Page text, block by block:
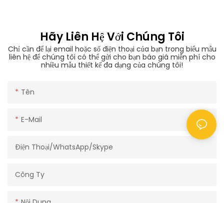
Hãy Liên Hệ Với Chúng Tôi
Chỉ cần để lại email hoặc số điện thoại của bạn trong biểu mẫu
liên hệ để chúng tôi có thể gửi cho bạn báo giá miễn phí cho
nhiều mẫu thiết kế đa dạng của chúng tôi!
Tên
E-Mail
Điện Thoại/WhatsApp/Skype
Công Ty